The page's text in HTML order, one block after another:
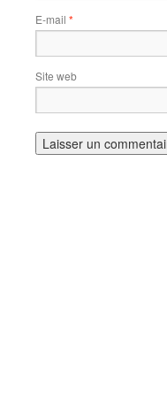
E-mail *
Site web